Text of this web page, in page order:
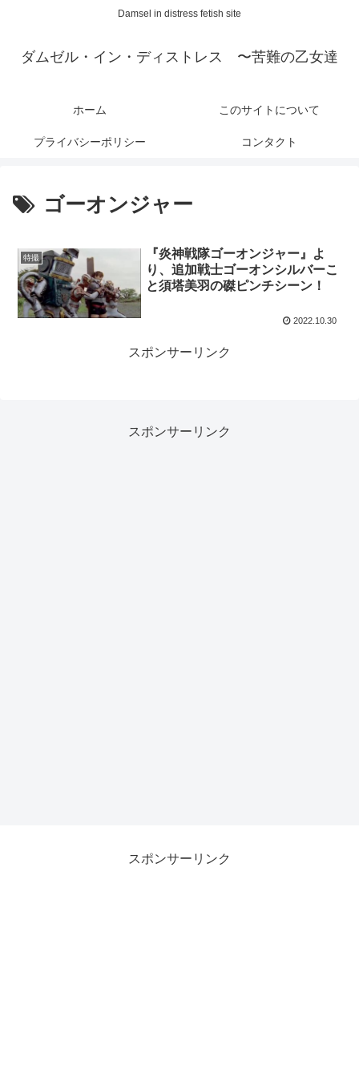
Damsel in distress fetish site
ダムゼル・イン・ディストレス 〜苦難の乙女達
ホーム このサイトについて
プライバシーポリシー コンタクト
ゴーオンジャー
特撮
『炎神戦隊ゴーオンジャー』よ
り、追加戦士ゴーオンシルバーこ
と須塔美羽の磔ピンチシーン！
2022.10.30
スポンサーリンク
スポンサーリンク
スポンサーリンク